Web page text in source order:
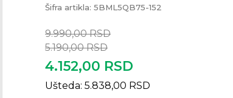
Šifra artikla: 5BML5QB75-152
9.990,00 RSD
5.190,00 RSD
4.152,00 RSD
Ušteda: 5.838,00 RSD